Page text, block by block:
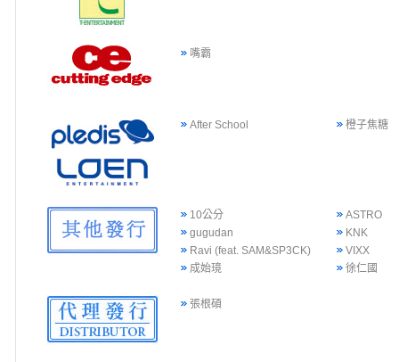
嘴霸
After School 橙子焦糖
10公分
ASTRO
gugudan
KNK
Ravi (feat. SAM&SP3CK)
VIXX
成始璄
徐仁國
張根碩